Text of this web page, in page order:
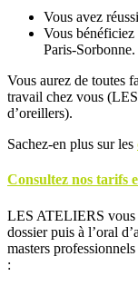
Vous avez
Vous
Paris-Sorbonne.
Vous aurez de toutes
travail chez vous
d’oreillers).
Sachez-en plus sur les
Consultez nos tarifs
LES ATELIERS vous
dossier puis à l’oral
masters
: